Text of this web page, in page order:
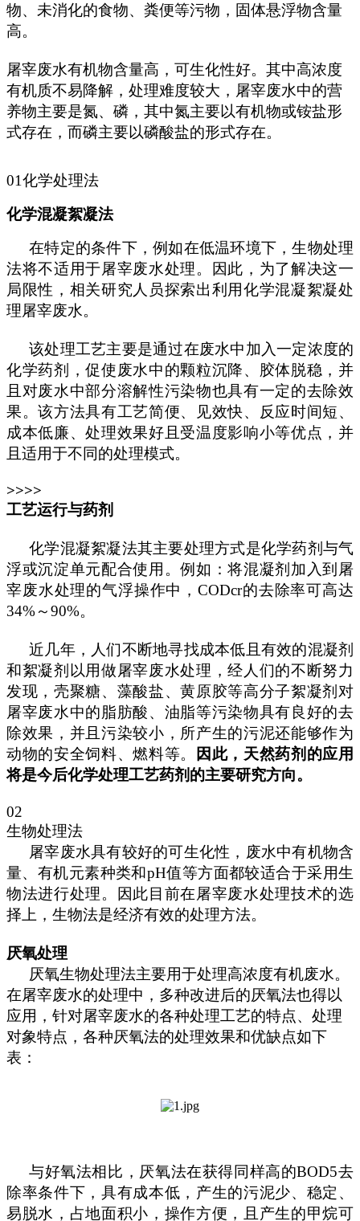
物、未消化的食物、粪便等污物，固体悬浮物含量
高。
屠宰废水有机物含量高，可生化性好。其中高浓度
有机质不易降解，处理难度较大，屠宰废水中的营
养物主要是氮、磷，其中氮主要以有机物或铵盐形
式存在，而磷主要以磷酸盐的形式存在。
01化学处理法
化学混凝絮凝法
在特定的条件下，例如在低温环境下，生物处理
法将不适用于屠宰废水处理。因此，为了解决这一
局限性，相关研究人员探索出利用化学混凝絮凝处
理屠宰废水。
该处理工艺主要是通过在废水中加入一定浓度的
化学药剂，促使废水中的颗粒沉降、胶体脱稳，并
且对废水中部分溶解性污染物也具有一定的去除效
果。该方法具有工艺简便、见效快、反应时间短、
成本低廉、处理效果好且受温度影响小等优点，并
且适用于不同的处理模式。
>>>>
工艺运行与药剂
化学混凝絮凝法其主要处理方式是化学药剂与气
浮或沉淀单元配合使用。例如：将混凝剂加入到屠
宰废水处理的气浮操作中，CODcr的去除率可高达
34%～90%。
近几年，人们不断地寻找成本低且有效的混凝剂
和絮凝剂以用做屠宰废水处理，经人们的不断努力
发现，壳聚糖、藻酸盐、黄原胶等高分子絮凝剂对
屠宰废水中的脂肪酸、油脂等污染物具有良好的去
除效果，并且污染较小，所产生的污泥还能够作为
动物的安全饲料、燃料等。
因此，天然药剂的应用
将是今后化学处理工艺药剂的主要研究方向。
02
生物处理法
屠宰废水具有较好的可生化性，废水中有机物含
量、有机元素种类和pH值等方面都较适合于采用生
物法进行处理。因此目前在屠宰废水处理技术的选
择上，生物法是经济有效的处理方法。
厌氧处理
厌氧生物处理法主要用于处理高浓度有机废水。
在屠宰废水的处理中，多种改进后的厌氧法也得以
应用，针对屠宰废水的各种处理工艺的特点、处理
对象特点，各种厌氧法的处理效果和优缺点如下
表：
与好氧法相比，厌氧法在获得同样高的BOD5去
除率条件下，具有成本低，产生的污泥少、稳定、
易脱水，占地面积小，操作方便，且产生的甲烷可